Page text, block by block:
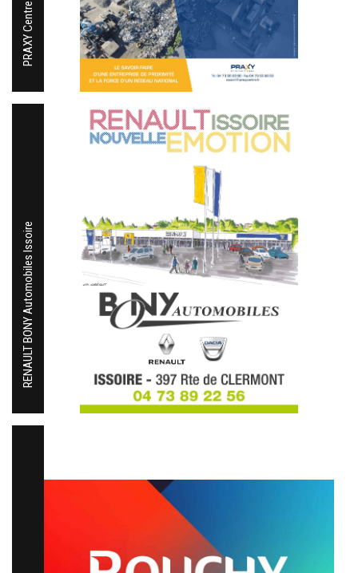
PRAXY Centre
RENAULT BONY Automobiles Issoire